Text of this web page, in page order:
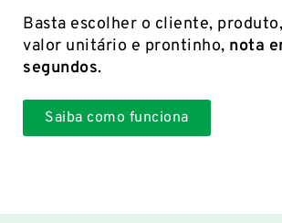
Basta escolher o cliente,
valor unitário e prontinho, nota
segundos.
Saiba como funciona